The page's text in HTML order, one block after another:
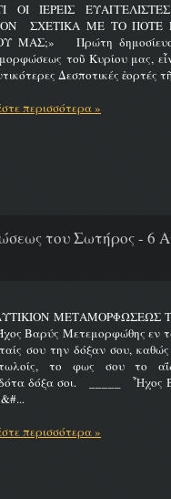
ΟΙ ΙΕΡΕΙΣ
ΣΧΕΤΙΚΑ ΜΕ ΤΟ ΠΟΤΕ
ΜΑΣ;» Πρώτη
τοῦ Κυρίου μας,
Δεσποτικές ἑορτές
περισσότερα »
του Σωτήρος - 6
Βαρύς Μετεμορφώθης εν τω
σου την δόξαν σου,
το φως σου το
δόξα σοι. _____ Ἦχος
περισσότερα »